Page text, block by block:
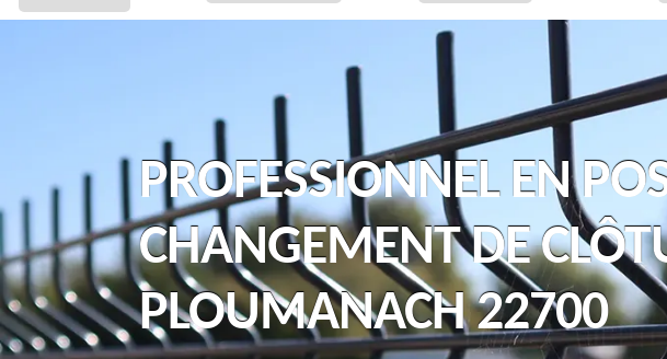
PROFESSIONNEL EN
CHANGEMENT DE
PLOUMANACH 22700